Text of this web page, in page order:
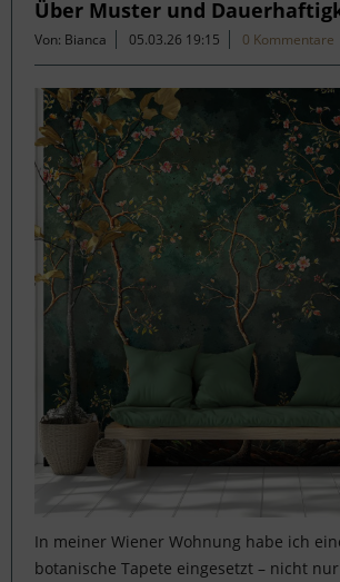
Über Muster und
Von: Bianca 05.03.26 19:15 0 Kommentare
In meiner Wiener Wohnung habe ich
botanische Tapete eingesetzt – nicht